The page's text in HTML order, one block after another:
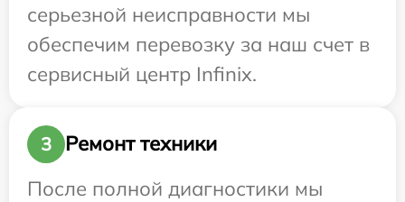
серьезной неисправности мы
обеспечим перевозку за наш счет в
сервисный центр Infinix.
3
Ремонт техники
После полной диагностики мы